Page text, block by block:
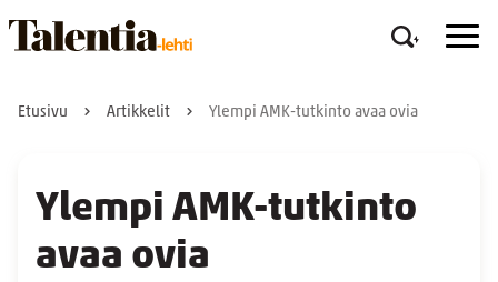
Etusivu Artikkelit Ylempi AMK-tutkinto avaa ovia
Ylempi AMK-tutkinto
avaa ovia